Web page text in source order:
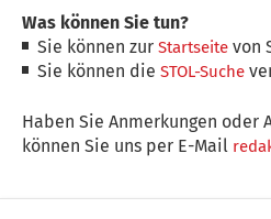
Was können Sie tun?
Sie können zurStartseite von
Sie können dieSTOL-Suche
Haben Sie Anmerkungen oder
können Sie uns per E-Mail